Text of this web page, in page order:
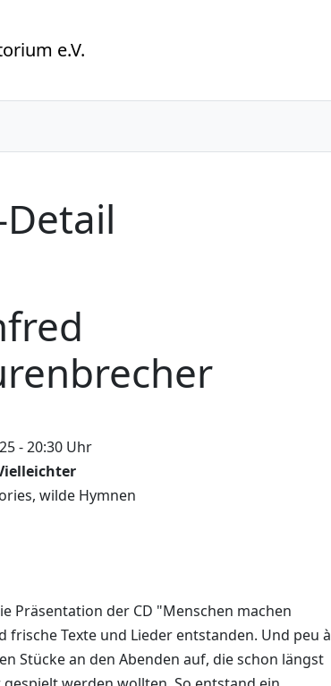
e.V.
- 20:30 Uhr
wilde Hymnen
Präsentation der CD "Menschen machen
frische Texte und Lieder entstanden. Und peu à
Stücke an den Abenden auf, die schon längst